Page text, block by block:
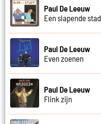
Paul De Leeuw
Een slapende stad
Paul De Leeuw
Even zoenen
Paul De Leeuw
Flink zijn